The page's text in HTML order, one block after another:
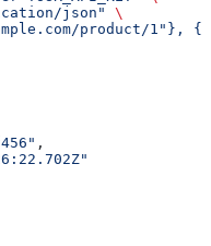
json"
\
product/1"},
,